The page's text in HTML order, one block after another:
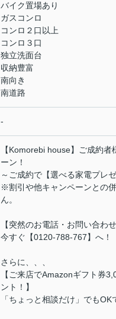
バイク置場あり
ガスコンロ
コンロ２口以上
コンロ３口
独立洗面台
収納豊富
南向き
南道路
-
【Komorebi house】ご成約者
ーン！
～ご成約で【選べる家電プレ
※割引や他キャンペーンとの
ん。
【突然のお電話・お問い合わ
今すぐ【0120-788-767】へ！
さらに、、、
【ご来店でAmazonギフト券
ント！】
「ちょっと相談だけ」でもOK